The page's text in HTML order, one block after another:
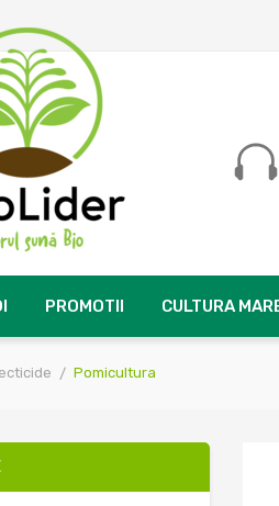
PROMOTII CULTURA
Pomicultura